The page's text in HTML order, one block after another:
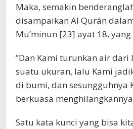
Maka, semakin
disampaikan Al Qurán
Mu’minun [23] ayat 18,
”Dan Kami turunkan air
suatu ukuran, lalu Kami
di bumi, dan sesungguhnya
berkuasa
Satu kata kunci yang bisa